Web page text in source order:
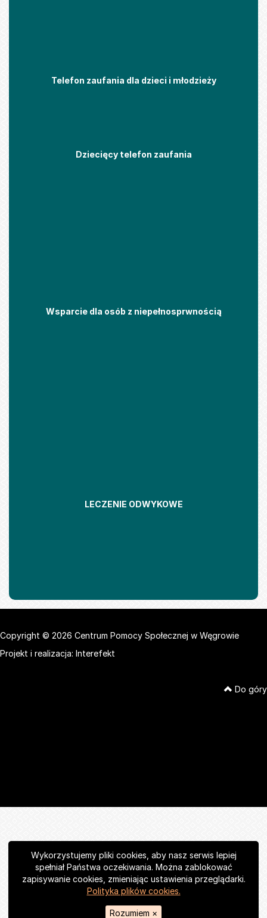
Wykorzystujemy pliki cookies, aby nasz serwis lepiej
spełniał Państwa oczekiwania. Można zablokować
zapisywanie cookies, zmieniając ustawienia przeglądarki.
Polityka plików cookies.
Rozumiem ×
Telefon zaufania dla dzieci i młodzieży
Dziecięcy telefon zaufania
Wsparcie dla osób z niepełnosprwnością
LECZENIE ODWYKOWE
Copyright © 2026 Centrum Pomocy Społecznej w Węgrowie
Projekt i realizacja: Interefekt
Do góry